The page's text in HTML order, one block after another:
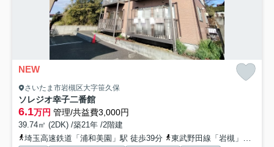
NEW
さいたま市岩槻区大字笹久保
ソレジオ幸子二番館
6.1万円 管理/共益費3,000円
39.74㎡ (2DK) /築21年 /2階建
埼玉高速鉄道「浦和美園」駅 徒歩39分
東武野田線「岩槻」駅 徒歩65分